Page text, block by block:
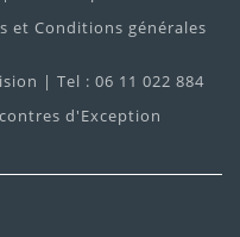
et Conditions générales
| Tel : 06 11 022 884
d'Exception